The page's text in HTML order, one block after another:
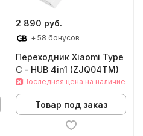
2 890 руб.
+ 58 бонусов
Переходник Xiaomi Type
C - HUB 4in1 (ZJQ04TM)
Последняя цена на наличие
Товар под заказ